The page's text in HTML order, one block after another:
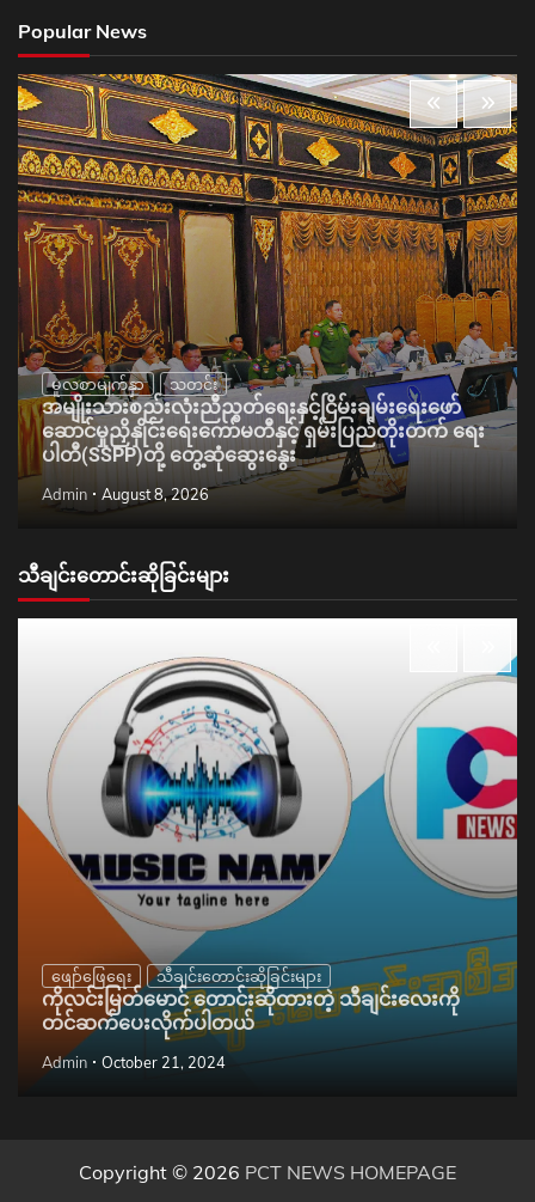
Popular News
မူလစာမျက်နှာ သတင်း
အမျိုးသားစည်းလုံးညီညွတ်ရေးနှင့်ငြိမ်းချမ်းရေးဖော်
ဆောင်မှုညှိနှိုင်းရေးကော်မတီနှင့် ရှမ်းပြည်တိုးတက် ရေး
ပါတီ(SSPP)တို့ တွေ့ဆုံဆွေးနွေး
Admin August 8, 2026
သီချင်းတောင်းဆိုခြင်းများ
ဖျော်ဖြေရေး သီချင်းတောင်းဆိုခြင်းများ
ကိုလင်းမြတ်မောင် တောင်းဆိုထားတဲ့ သီချင်းလေးကို
တင်ဆက်ပေးလိုက်ပါတယ်
Admin October 21, 2024
Copyright © 2026 PCT NEWS HOMEPAGE